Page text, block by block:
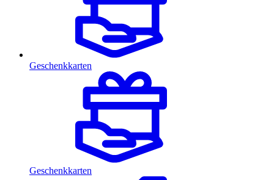
Geschenkkarten
Geschenkkarten